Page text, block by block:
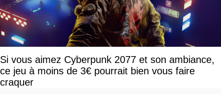
Si vous aimez Cyberpunk 2077 et son ambiance,
ce jeu à moins de 3€ pourrait bien vous faire
craquer